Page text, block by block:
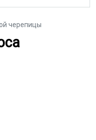
черепицы